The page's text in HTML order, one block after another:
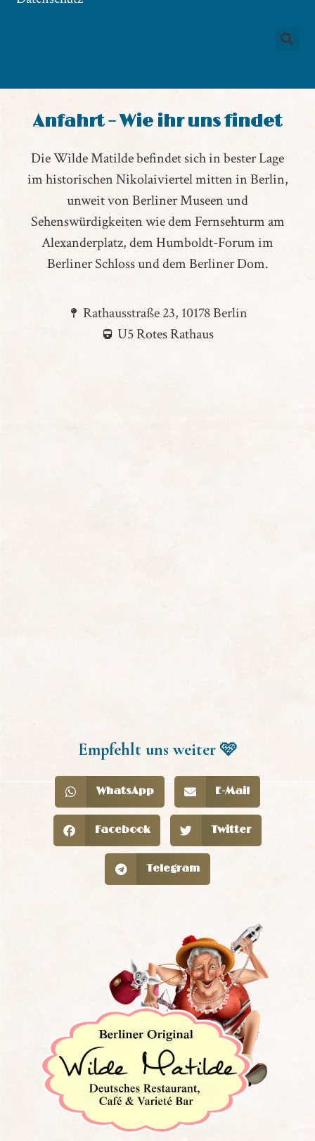
Anfahrt – Wie ihr uns findet
Die Wilde Matilde befindet sich in bester Lage
im historischen Nikolaiviertel mitten in Berlin,
unweit von Berliner Museen und
Sehenswürdigkeiten wie dem Fernsehturm am
Alexanderplatz, dem Humboldt-Forum im
Berliner Schloss und dem Berliner Dom.
Rathausstraße 23, 10178 Berlin
U5 Rotes Rathaus
Empfehlt uns weiter 🩷
WhatsApp E-Mail
Facebook Twitter
Telegram